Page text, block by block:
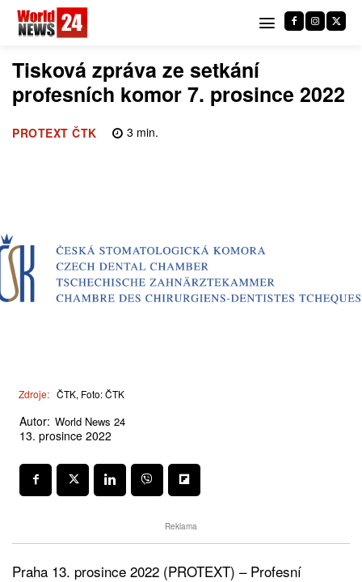
Tisková zpráva ze setkání
profesních komor 7. prosince 2022
PROTEXT ČTK 3 min.
Zdroje: ČTK, Foto: ČTK
Autor: World News 24
13. prosince 2022
Reklama
Praha 13. prosince 2022 (PROTEXT) – Profesní